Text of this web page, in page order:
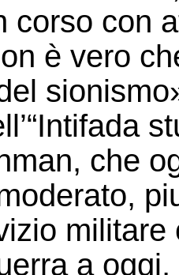
corso con
è vero
che
a